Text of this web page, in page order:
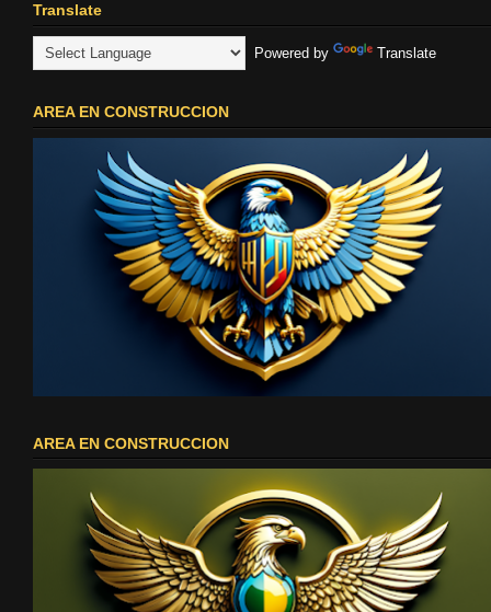
Translate
Powered by Translate
AREA EN CONSTRUCCION
AREA EN CONSTRUCCION